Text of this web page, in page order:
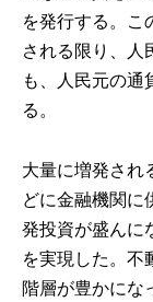
を発行する。こ
される限り、人
も、人民元の通
る。
大量に増発され
どに金融機関に
発投資が盛んに
を実現した。不
階層が豊かにな